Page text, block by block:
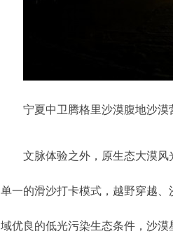
宁夏中卫腾格里沙漠腹地沙
文脉体验之外，原生态大漠
单一的滑沙打卡模式，越野穿越
域优良的低光污染生态条件，沙